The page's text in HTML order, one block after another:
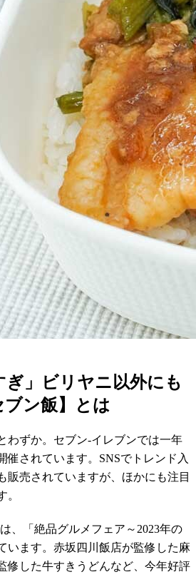
ぎ」ビリヤニ以外にも
ン飯】とは
わずか。セブン-イレブンでは一年
催されています。SNSでトレンド入
販売されていますが、ほかにも注目
。
、「絶品グルメフェア～2023年の
います。赤坂四川飯店が監修した麻
修した牛すきうどんなど、今年好評